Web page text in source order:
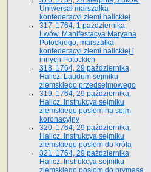
Uniwersał marszałka
konfederacyi ziemi halickiej
317. 1764, 1 października,
Lwów. Manifestacya Maryana
Potockiego, marszałka
konfederacyi ziemi halickiej i
innych Potockich
318. 1764, 29 października,
Halicz. Laudum sejmiku
ziemskiego przedsejmowego
319. 1764, 29 października,
Halicz. Instrukcya sejmiku
ziemskiego posłom na sejm
koronacyjny
320. 1764, 29 października,
Halicz. Instrukcya sejmiku
ziemskiego posłom do króla
321. 1764, 29 października,
Halicz. Instrukcya sejmiku
ziemskiego posłom do prymasa